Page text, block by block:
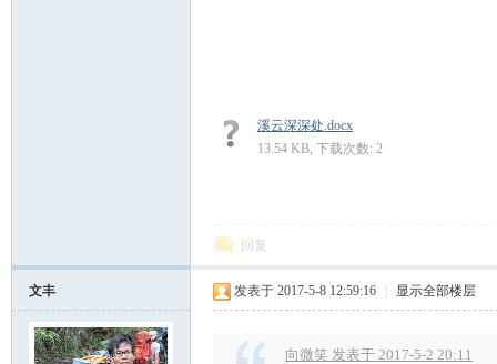
溪云深深处.docx
13.54 KB, 下载次数: 2
回复
文丰 发表于 2017-5-8 12:59:16 显示全部楼层
向微笑 发表于 2017-5-2 20:11